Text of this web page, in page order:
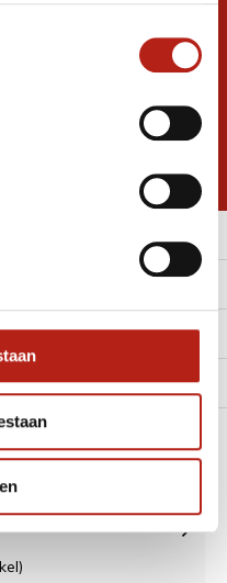
en
Inschrijven voor
korting